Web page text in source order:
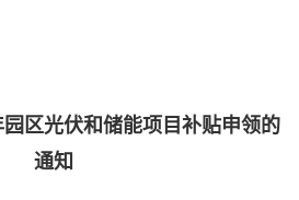
区光伏和储能项目补贴申领的
通知